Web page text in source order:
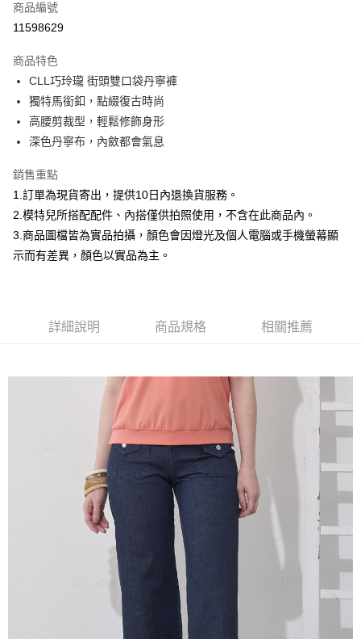
信用卡分期付款
合作金庫商業銀行
華南商業銀行
上海商業儲蓄銀行
國泰世華商業銀行
臺灣中小企業銀行
聯邦商業銀行
元大商業銀行
永豐商業銀行
台新國際商業銀行
中國信託商業銀行
台灣樂天信用卡公司
超商取貨付款
LINE Pay
Apple Pay
悠遊付
Google Pay
大哥付你分期
2.付款方式選擇「大哥付你分期」，訂單成立後會自動跳轉到大哥付的交易
流程，驗證手機門號後，選擇欲分期的期數、繳款截止日，確認付款後即完
4.訂單成立30分鐘內，如未前往確認交易或遇審核未通過，訂單將自動取
消。如遇「轉專審核」未通過狀況，表示未達大哥付你分期系統評分，恕無
1.分期款項不併入電信帳單，「大哥付你分期」於每月結算日後寄送繳費提
醒簡訊。
2.透過簡訊連結打開帳單後，可選擇「超商條碼／台灣大直營門市／銀行轉
帳／街口支付／iPASS MONEY」等通路繳費。
1.本服務係由「台灣大哥大股份有限公司」（以下簡稱本公司）所提供，讓
用戶於交易時，得透過本服務購買商品或服務，並由商店將買賣／分期付款
買賣價金債權讓與本公司後，依約使用本公司帳單繳交帳款。
2.基於同意付款使用「大哥付你分期」之契約關係目的，商店將以您的個人
資料（包含姓名、電話或地址）提供予台灣大哥大進項蒐集、處理及利用，
由本公司與您本人進行分期帳單所需資料之確認、核對及更正。
3.完整用戶服務條款，請詳閱以下連結：
https://oppay.tw/userRule
相關說明
１．簡單：不需註冊會員、不需綁卡、不需儲值。
２．便利：只要手機號碼，簡訊認證，即可結帳。
３．安心：先確認商品／服務後，再付款。
【「AFTEE先享後付」結帳流程】
１．於結帳方式選擇「AFTEE先享後付」後，將跳轉至「AFTEE先享後付」
結帳頁面，進行簡訊認證並確認金額後，即可完成結帳。
２．訂單成立數日內，您將收到繳費通知簡訊。
３．收到繳費通知簡訊後14天內，點擊此簡訊中的連結，可透過四大超商／
ATM／網路銀行／等多元方式進行付款，方視為交易完成。
※ 請注意：結帳手續完成當下不需立刻繳費，但若您需要取消訂單，請聯絡
購買商品的店家。未經商家同意取消之訂單仍視為有效，需透過AFTEE先享
※ 交易是否成功請以「AFTEE先享後付 」之結帳頁面顯示為準，若有關於
是否繳費成功／繳費後需取消欲退款等相關疑問，請聯繫「AFTEE先享後付
https://netprotections.freshdesk.com/support/home
每筆NT$120，滿NT$2,000(含以上)免運費
每筆NT$120，滿NT$2,000(含以上)免運費
每筆NT$120，滿NT$2,000(含以上)免運費
商品編號
11598629
商品特色
CLL巧玲瓏 街頭雙口袋丹寧褲
獨特馬銜釦，點綴復古時尚
高腰剪裁型，輕鬆修飾身形
深色丹寧布，內斂都會氣息
銷售重點
1.訂單為現貨寄出，提供10日內退換貨服務。
2.模特兒所搭配配件、內搭僅供拍照使用，不含在此商品內。
3.商品圖檔皆為實品拍攝，顏色會因燈光及個人電腦或手機螢幕顯
示而有差異，顏色以實品為主。
詳細說明 商品規格 相關推薦